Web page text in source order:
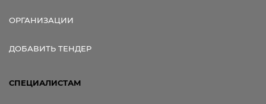
ОРГАНИЗАЦИИ
ДОБАВИТЬ ТЕНДЕР
СПЕЦИАЛИСТАМ